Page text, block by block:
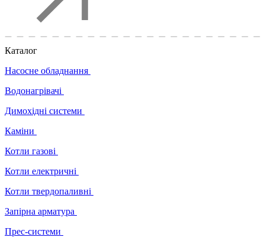
Каталог
Насосне обладнання
Водонагрівачі
Димохідні системи
Каміни
Котли газові
Котли електричні
Котли твердопаливні
Запірна арматура
Прес-системи